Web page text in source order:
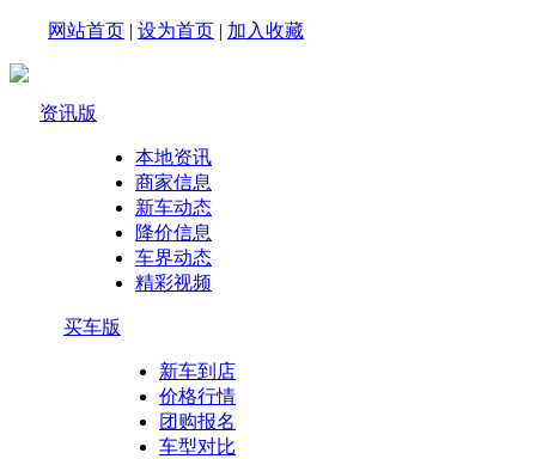
网站首页 | 设为首页 | 加入收藏
资讯版
本地资讯
商家信息
新车动态
降价信息
车界动态
精彩视频
买车版
新车到店
价格行情
团购报名
车型对比